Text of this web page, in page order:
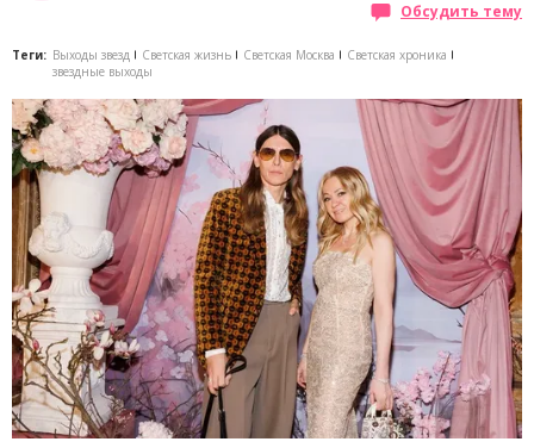
Обсудить тему
Теги: Выходы звезд Светская жизнь Светская Москва
Светская хроника
звездные выходы